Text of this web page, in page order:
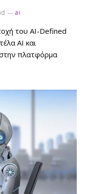
ai
του AI-Defined
AI και
πλατφόρμα